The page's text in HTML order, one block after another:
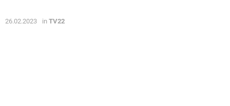
26.02.2023 in TV22